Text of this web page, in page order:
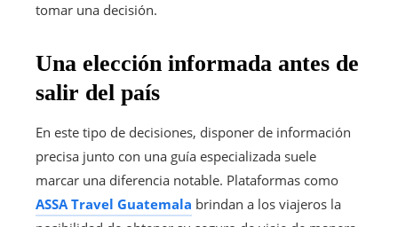
tomar una decisión.
Una elección informada antes de
salir del país
En este tipo de decisiones, disponer de información
precisa junto con una guía especializada suele
marcar una diferencia notable. Plataformas como
ASSA Travel Guatemala brindan a los viajeros la